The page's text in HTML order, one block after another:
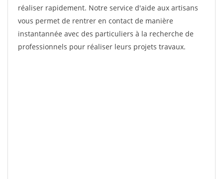
réaliser rapidement. Notre service d'aide aux artisans
vous permet de rentrer en contact de manière
instantannée avec des particuliers à la recherche de
professionnels pour réaliser leurs projets travaux.